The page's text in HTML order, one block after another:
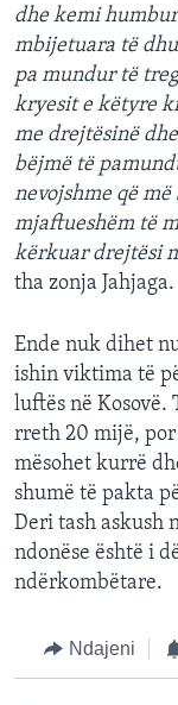
dhe kemi
mbijetuara të
pa mundur të
kryesit e këtyre
me drejtësinë
bëjmë të
nevojshme që
mjaftueshëm të
kërkuar drejtësi
tha zonja Jahjaga.
Ende nuk dihet
ishin viktima të
luftës në Kosovë.
rreth 20 mijë,
mësohet kurrë
shumë të pakta
Deri tash askush
ndonëse është i
ndërkombëtare.
Ndajeni